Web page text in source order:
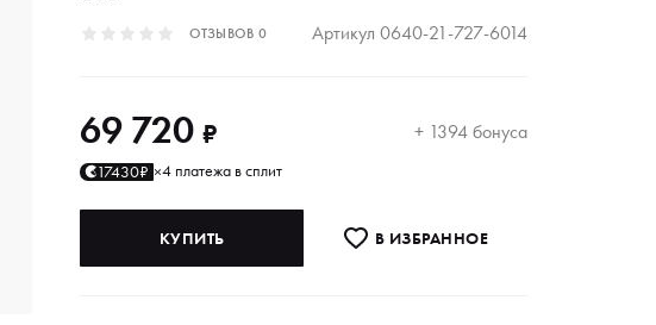
ОТЗЫВОВ 0 Артикул 0640-21-727-6014
69 720 ₽ + 1394 бонуса
17430₽ ×4 платежа в сплит
КУПИТЬ В ИЗБРАННОE